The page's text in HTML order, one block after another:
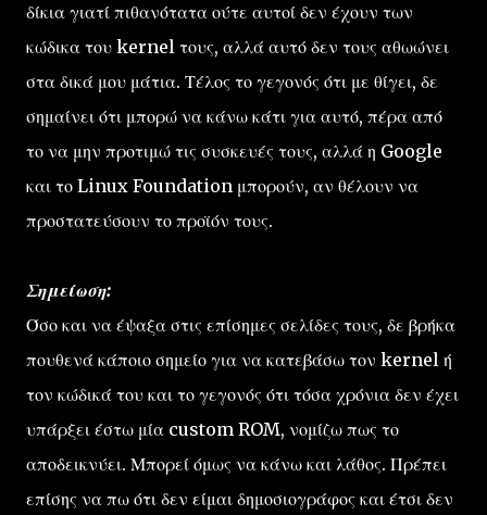
δίκια γιατί πιθανότατα ούτε αυτοί δεν έχουν των
κώδικα του kernel τους, αλλά αυτό δεν τους αθωώνει
στα δικά μου μάτια. Τέλος το γεγονός ότι με θίγει, δε
σημαίνει ότι μπορώ να κάνω κάτι για αυτό, πέρα από
το να μην προτιμώ τις συσκευές τους, αλλά η Google
και το Linux Foundation μπορούν, αν θέλουν να
προστατεύσουν το προϊόν τους.
Σημείωση:
Όσο και να έψαξα στις επίσημες σελίδες τους, δε βρήκα
πουθενά κάποιο σημείο για να κατεβάσω τον kernel ή
τον κώδικά του και το γεγονός ότι τόσα χρόνια δεν έχει
υπάρξει έστω μία custom ROM, νομίζω πως το
αποδεικνύει. Μπορεί όμως να κάνω και λάθος. Πρέπει
επίσης να πω ότι δεν είμαι δημοσιογράφος και έτσι δεν